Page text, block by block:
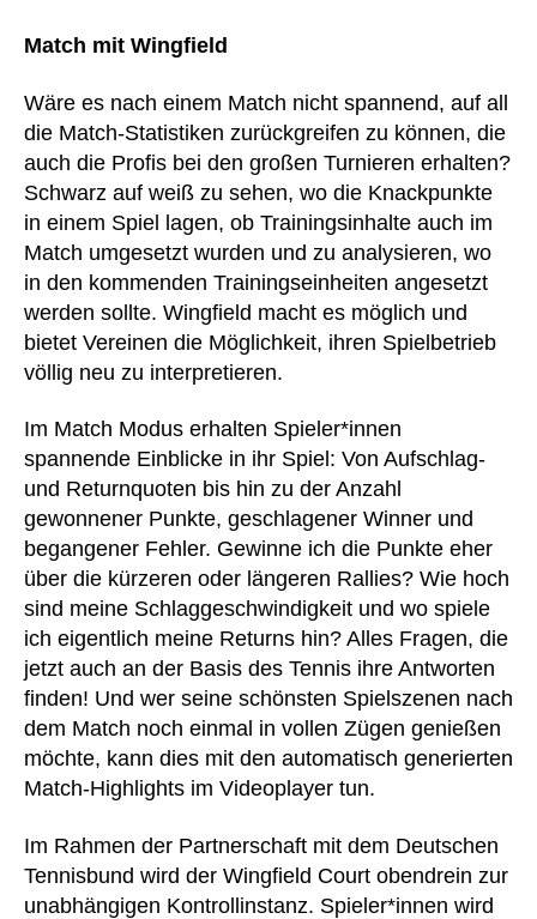
Match mit Wingfield
Wäre es nach einem Match nicht spannend, auf all
die Match-Statistiken zurückgreifen zu können, die
auch die Profis bei den großen Turnieren erhalten?
Schwarz auf weiß zu sehen, wo die Knackpunkte
in einem Spiel lagen, ob Trainingsinhalte auch im
Match umgesetzt wurden und zu analysieren, wo
in den kommenden Trainingseinheiten angesetzt
werden sollte. Wingfield macht es möglich und
bietet Vereinen die Möglichkeit, ihren Spielbetrieb
völlig neu zu interpretieren.
Im Match Modus erhalten Spieler*innen
spannende Einblicke in ihr Spiel: Von Aufschlag-
und Returnquoten bis hin zu der Anzahl
gewonnener Punkte, geschlagener Winner und
begangener Fehler. Gewinne ich die Punkte eher
über die kürzeren oder längeren Rallies? Wie hoch
sind meine Schlaggeschwindigkeit und wo spiele
ich eigentlich meine Returns hin? Alles Fragen, die
jetzt auch an der Basis des Tennis ihre Antworten
finden! Und wer seine schönsten Spielszenen nach
dem Match noch einmal in vollen Zügen genießen
möchte, kann dies mit den automatisch generierten
Match-Highlights im Videoplayer tun.
Im Rahmen der Partnerschaft mit dem Deutschen
Tennisbund wird der Wingfield Court obendrein zur
unabhängigen Kontrollinstanz. Spieler*innen wird